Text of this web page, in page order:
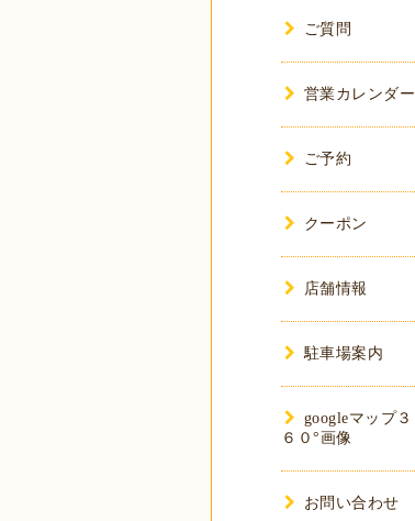
ご質問
営業カレンダー
ご予約
クーポン
店舗情報
駐車場案内
googleマップ３
６０°画像
お問い合わせ